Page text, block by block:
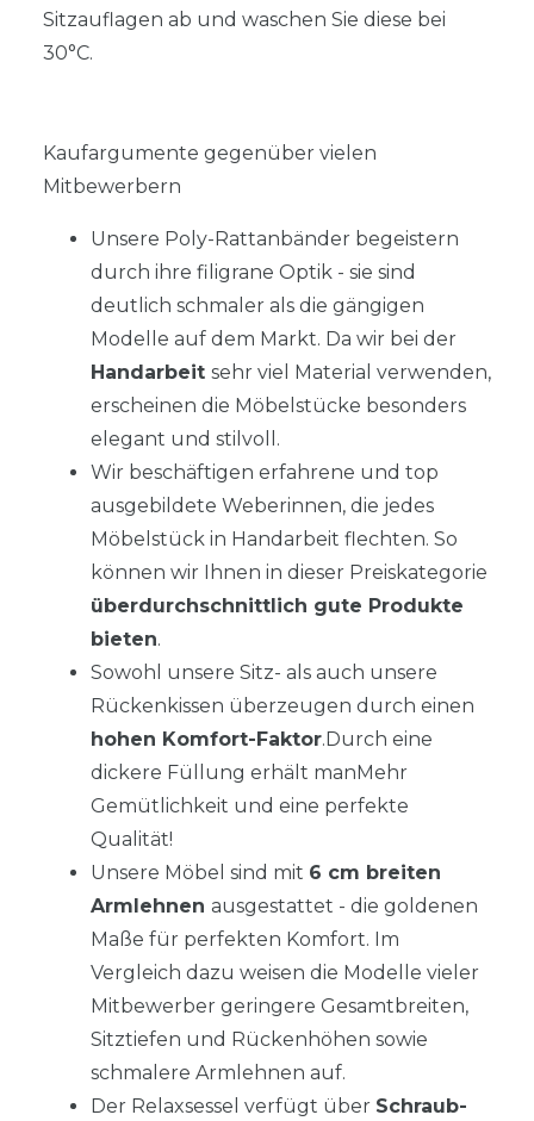
Sitzauflagen ab und waschen Sie diese bei
30°C.
Kaufargumente gegenüber vielen
Mitbewerbern
Unsere Poly-Rattanbänder begeistern
durch ihre filigrane Optik - sie sind
deutlich schmaler als die gängigen
Modelle auf dem Markt. Da wir bei der
Handarbeit sehr viel Material verwenden,
erscheinen die Möbelstücke besonders
elegant und stilvoll.
Wir beschäftigen erfahrene und top
ausgebildete Weberinnen, die jedes
Möbelstück in Handarbeit flechten. So
können wir Ihnen in dieser Preiskategorie
überdurchschnittlich gute Produkte
bieten.
Sowohl unsere Sitz- als auch unsere
Rückenkissen überzeugen durch einen
hohen Komfort-Faktor.Durch eine
dickere Füllung erhält manMehr
Gemütlichkeit und eine perfekte
Qualität!
Unsere Möbel sind mit 6 cm breiten
Armlehnen ausgestattet - die goldenen
Maße für perfekten Komfort. Im
Vergleich dazu weisen die Modelle vieler
Mitbewerber geringere Gesamtbreiten,
Sitztiefen und Rückenhöhen sowie
schmalere Armlehnen auf.
Der Relaxsessel verfügt über Schraub-